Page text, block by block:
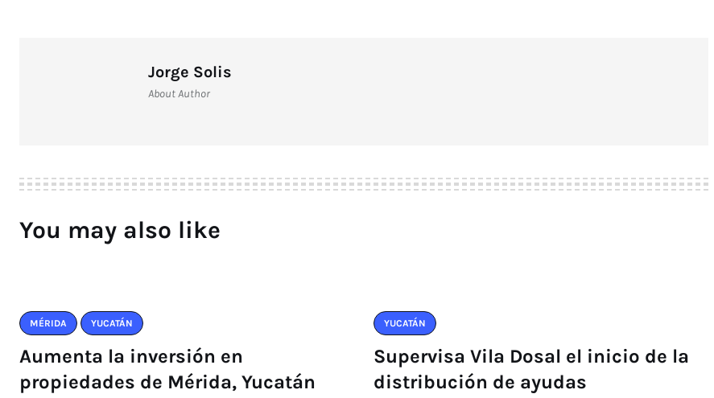
Jorge Solis
About Author
You may also like
MÉRIDA YUCATÁN
Aumenta la inversión en
propiedades de Mérida, Yucatán
YUCATÁN
Supervisa Vila Dosal el inicio de la
distribución de ayudas